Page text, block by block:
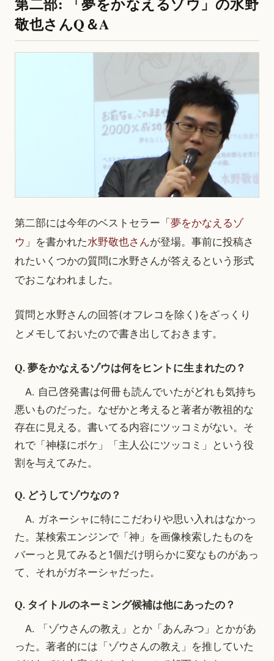
敬也さんQ＆A
第二部には今年のベストセラー「 夢をかなえるゾ
ウ 」を書かれた水野敬也さんが登場。事前に投稿さ
れたいくつかの質問に水野さんが答えるという形式
でおこなわれました。
質問と水野さんの回答(オフレコを除く)をざっくり
とメモしておいたので書き出しておきます。
Q. 夢をかなえるゾウは何をヒントに生まれたの？
A. 自己啓発書は何冊も読んでいたがどれも気持ち
悪いものだった。なぜかと考えると著者が教祖的な
存在に見える。書いてる内容にツッコミがない。そ
れで「神様にボケ」「主人公にツッコミ」という役
割を与えてみた。
Q. どうしてゾウなの？
A. ガネーシャに特にこだわりや思い入れはなかっ
た。某検索エンジンで「神」を画像検索したものを
バーっと見てみると1個だけ明らかに変なものがあっ
て、それがガネーシャだった。
Q. タイトルのネーミング候補は他にあったの？
A. 「ゾウさんの教え」とか「あんみつ」とかがあ
った。著者的には「ゾウさんの教え」を推していた